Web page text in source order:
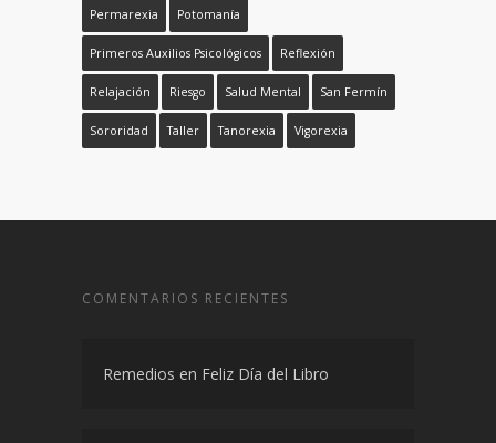
Permarexia Potomanía
Primeros Auxilios Psicológicos Reflexión
Relajación Riesgo Salud Mental San Fermín
Sororidad Taller Tanorexia Vigorexia
COMENTARIOS RECIENTES
Remedios en Feliz Día del Libro